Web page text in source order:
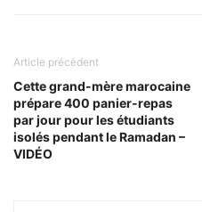
Article précédent
Cette grand-mère marocaine
prépare 400 panier-repas
par jour pour les étudiants
isolés pendant le Ramadan –
VIDÉO